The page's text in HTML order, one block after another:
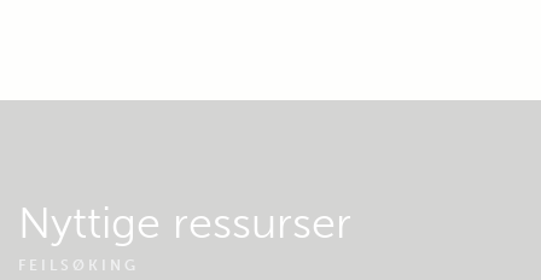
Nyttige ressurser
FEILSØKING